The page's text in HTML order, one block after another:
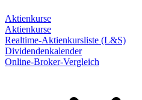
Aktienkurse
Aktienkurse
Realtime-Aktienkursliste (L&S)
Dividendenkalender
Online-Broker-Vergleich